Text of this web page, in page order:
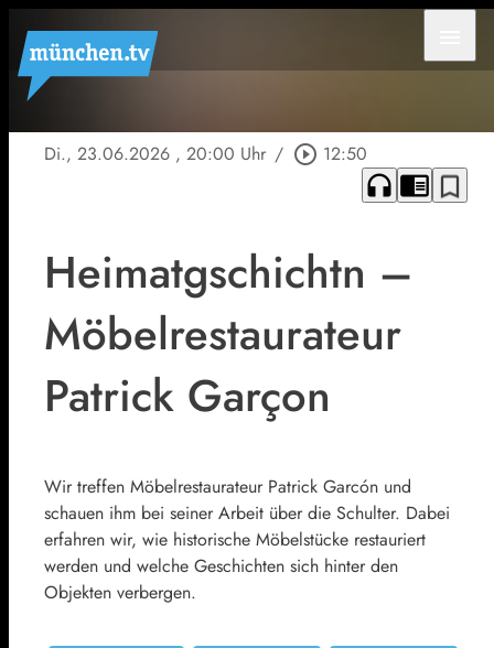
Di., 23.06.2026 , 20:00 Uhr / play_circle_outline 12:50
headphones chrome_reader_mode bookmark_border
Heimatgschichtn –
Möbelrestaurateur
Patrick Garçon
Wir treffen Möbelrestaurateur Patrick Garcón und
schauen ihm bei seiner Arbeit über die Schulter. Dabei
erfahren wir, wie historische Möbelstücke restauriert
werden und welche Geschichten sich hinter den
Objekten verbergen.